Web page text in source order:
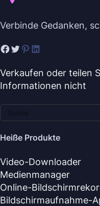
Verbinde Gedanken,
Verkaufen oder teilen
Informationen nicht
Heiße Produkte
Video-Downloader
Medienmanager
Online-
Bildschirmaufnahme-